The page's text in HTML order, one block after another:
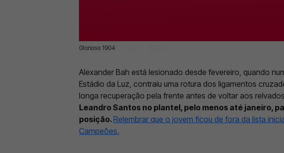
Glorioso 1904
05 Ago 2025 | 17:44 |
Alexander Bah está lesionado desde fevereiro, quando
Estádio da Luz, contraiu uma rotura dos ligamentos
longa recuperação pela frente antes de voltar aos
Leandro Santos no plantel, pelo menos até janeiro,
posição.Relembrar que o jovem ficou de fora da lista
Campeões.